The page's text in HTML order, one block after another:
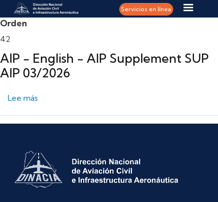
Pasar al contenido principal Servicios en línea
Orden
42
AIP - English - AIP Supplement SUP
AIP 03/2026
Lee más